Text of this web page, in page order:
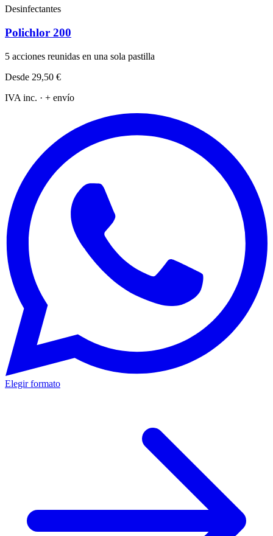
Desinfectantes
Polichlor 200
5 acciones reunidas en una sola pastilla
Desde 29,50 €
IVA inc. · + envío
Elegir formato